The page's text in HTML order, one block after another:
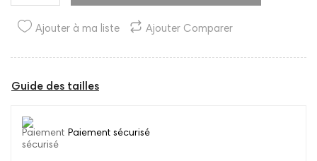
Ajouter à ma liste Ajouter Comparer
Guide des tailles
Paiement sécurisé